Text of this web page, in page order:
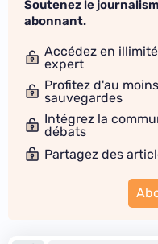
Soutenez le
abonnant.
Accédez en
expert
Profitez d'au
sauvegardes
Intégrez la
débats
Partagez des